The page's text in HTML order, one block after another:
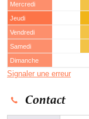
Mercredi
Jeudi
Vendredi
Samedi
Dimanche
Signaler une erreur
Contact